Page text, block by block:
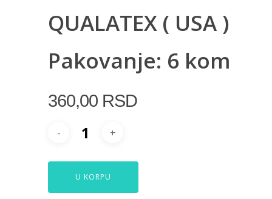
QUALATEX ( USA )
Pakovanje: 6 kom
360,00 RSD
U KORPU